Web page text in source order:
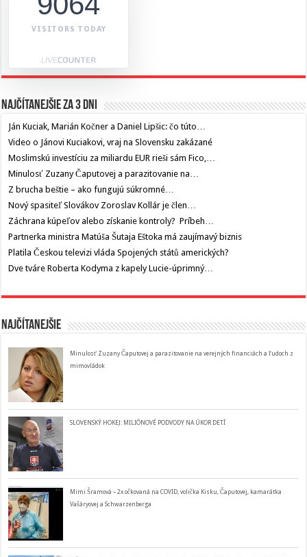
VISITORS TODAY
Najčítanejšie za 3 dni
Ján Kuciak, Marián Kočner a Daniel Lipšic: čo túto…
Video o Jánovi Kuciakovi, vraj na Slovensku zakázané
Moslimskú investíciu za miliardu EUR rieši sám Fico,…
Minulosť Zuzany Čaputovej a parazitovanie na…
Z brucha beštie – ako fungujú súkromné…
Nový spasiteľ Slovákov Zoroslav Kollár je člen…
Záchrana kúpeľov alebo získanie kontroly? Príbeh…
Partnerka ministra Matúša Šutaja Eštoka má zaujímavý biznis
Platila Českou televizi vláda Spojených států amerických?
Dve tváre Roberta Kodyma z kapely Lucie-úprimný…
Najčítanejšie
Minulosť Zuzany Čaputovej a parazitovanie na verejných financiách a ľudoch z
mimovládok
SLOVENSKÝ HOKEJ: MILIÓNOVÉ PODVODY NA ÚKOR DETÍ
Mimi Šramová – 2x očkovaná na COVID, volička Kisku, Čaputovej, kamarátka
Vašáryovej a Schwarzenberga